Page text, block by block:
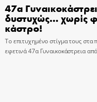
47α
δυστυχώς… χωρίς
κάστρο!
Το επιτυχημένο στίγμα τους
εφετινά 47α Γυναικοκάστρεια